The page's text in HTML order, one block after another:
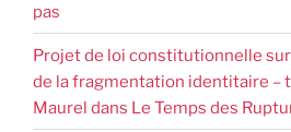
pas
Projet de loi constitutionnelle sur
de la fragmentation identitaire –
Maurel dans Le Temps des